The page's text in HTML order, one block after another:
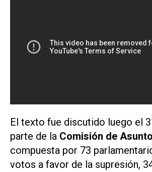
El texto fue discutido luego el
parte de la Comisión de
compuesta por 73
votos a favor de la supresión,